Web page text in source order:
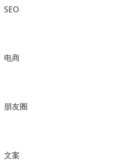
SEO
电商
朋友圈
文案